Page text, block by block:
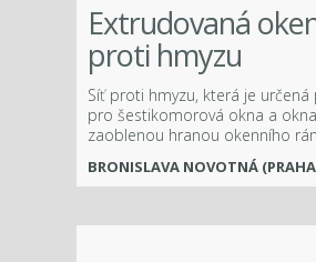
Extrudovaná
proti hmyzu
Síť proti hmyzu, která je určená
pro šestikomorová okna a
zaoblenou hranou okenního
BRONISLAVA NOVOTNÁ